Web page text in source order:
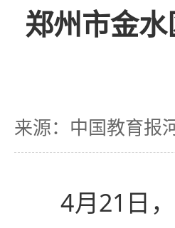
郑州市金
来源：中国教育报
4月21日，